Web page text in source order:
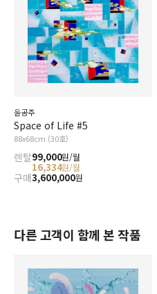
윤공주
Space of Life #5
88x68cm (30호)
렌탈99,000원/월
16,334원/월
구매3,600,000원
다른 고객이 함께 본 작품